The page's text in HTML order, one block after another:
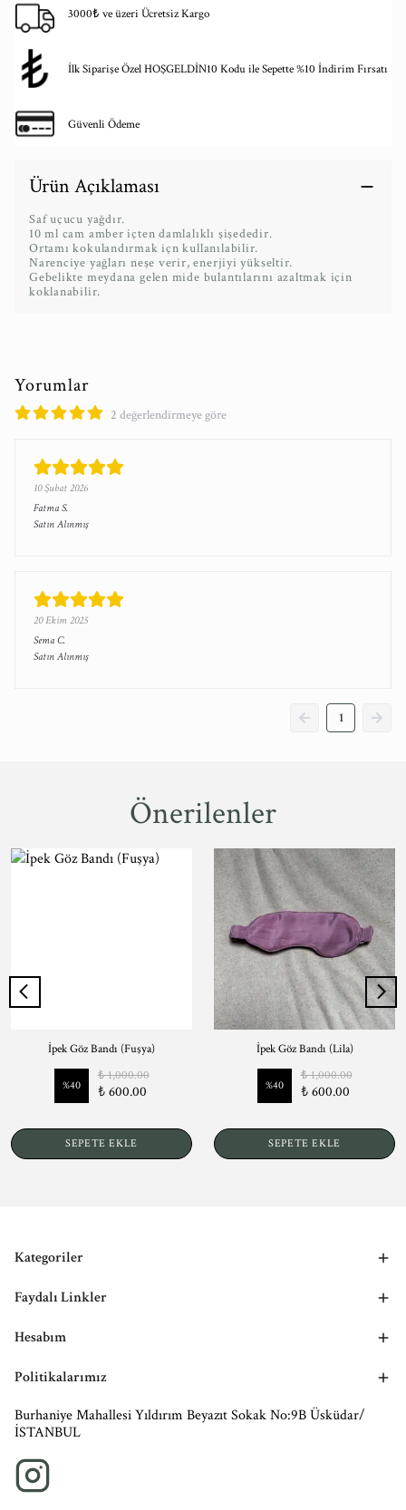
3000₺ ve üzeri Ücretsiz Kargo
İlk Siparişe Özel HOŞGELDİN10 Kodu ile Sepette %10 İndirim Fırsatı
Güvenli Ödeme
Ürün Açıklaması
Saf uçucu yağdır.
10 ml cam amber içten damlalıklı şişededir.
Ortamı kokulandırmak içn kullanılabilir.
Narenciye yağları neşe verir, enerjiyi yükseltir.
Gebelikte meydana gelen mide bulantılarını azaltmak için
koklanabilir.
Yorumlar
2 değerlendirmeye göre
10 Şubat 2026
Fatma S.
Satın Alınmış
20 Ekim 2025
Sema C.
Satın Alınmış
1
Önerilenler
İpek Göz Bandı (Fuşya)
%40
₺ 1,000.00
₺ 600.00
SEPETE EKLE
İpek Göz Bandı (Lila)
%40
₺ 1,000.00
₺ 600.00
SEPETE EKLE
Kategoriler
Faydalı Linkler
Hesabım
Politikalarımız
Burhaniye Mahallesi Yıldırım Beyazıt Sokak No:9B Üsküdar/
İSTANBUL